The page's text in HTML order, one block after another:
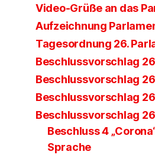
Video-Grüße an das
Aufzeichnung
Tagesordnung 26.
Beschlussvorschlag
Beschlussvorschlag
Beschlussvorschlag
Beschlussvorschlag
Beschluss 4
Sprache